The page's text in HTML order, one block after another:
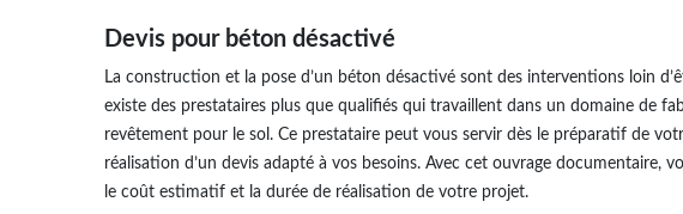
Devis pour béton désactivé
La construction et la pose d’un béton désactivé sont des interventions loin
existe des prestataires plus que qualifiés qui travaillent dans un domaine de
revêtement pour le sol. Ce prestataire peut vous servir dès le préparatif de
réalisation d’un devis adapté à vos besoins. Avec cet ouvrage documentaire,
le coût estimatif et la durée de réalisation de votre projet.